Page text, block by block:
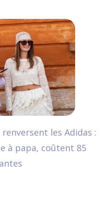
les Adidas :
à papa, coûtent 85